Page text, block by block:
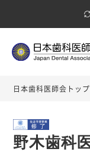
日本歯科医師会トッ
野木歯科